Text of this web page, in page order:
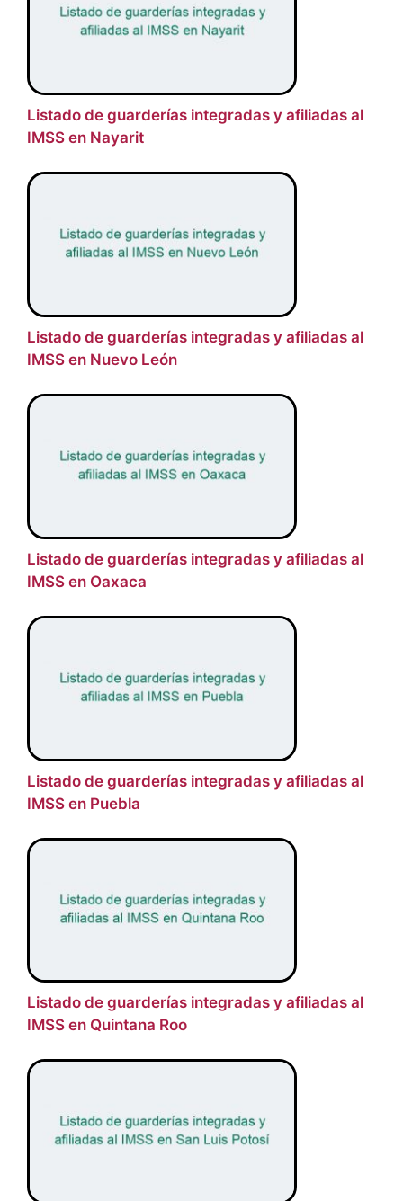
Listado de guarderías integradas y afiliadas al
IMSS en Nayarit
Listado de guarderías integradas y afiliadas al
IMSS en Nuevo León
Listado de guarderías integradas y afiliadas al
IMSS en Oaxaca
Listado de guarderías integradas y afiliadas al
IMSS en Puebla
Listado de guarderías integradas y afiliadas al
IMSS en Quintana Roo